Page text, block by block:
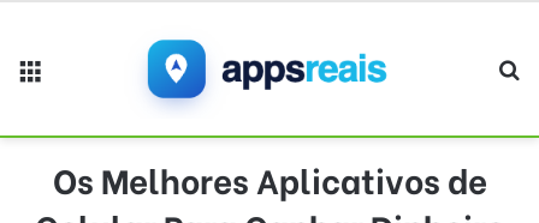
Os Melhores Aplicativos de